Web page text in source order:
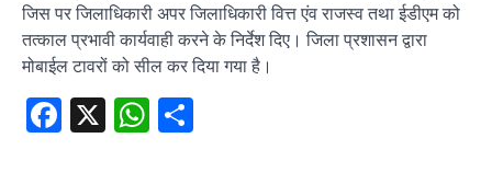
जिस पर जिलाधिकारी अपर जिलाधिकारी वित्त एंव राजस्व तथा ईडीएम को
तत्काल प्रभावी कार्यवाही करने के निर्देश दिए। जिला प्रशासन द्वारा
मोबाईल टावरों को सील कर दिया गया है।
Facebook
X WhatsApp